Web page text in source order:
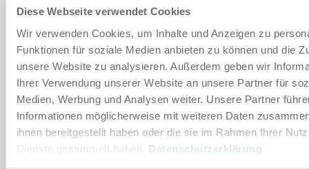
Diese Webseite verwendet Cookies
Wir verwenden Cookies, um Inhalte und Anzeigen zu
Funktionen für soziale Medien anbieten zu können und die
unsere Website zu analysieren. Außerdem geben wir
Ihrer Verwendung unserer Website an unsere Partner für
Medien, Werbung und Analysen weiter. Unsere Partner
Informationen möglicherweise mit weiteren Daten
ihnen bereitgestellt haben oder die sie im Rahmen Ihrer
Dienste gesammelt haben. Datenschutzerklärung
Holz und Verbundwerkstoffe
ZUM WARENKORB HINZUFÜGEN
ZUM VERGLEICH HINZUFÜGEN
Technische Daten